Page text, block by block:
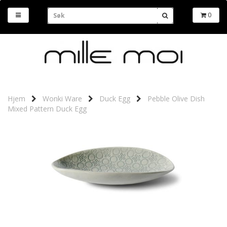
0
Hjem Wonki Ware Duck Egg
Pebble Olive Dish
Mixed Pattern Duck Egg